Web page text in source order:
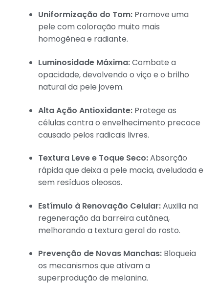
Uniformização do Tom: Promove uma
pele com coloração muito mais
homogênea e radiante.
Luminosidade Máxima:Combate a
opacidade, devolvendo o viço e o brilho
natural da pele jovem.
Alta Ação Antioxidante: Protege as
células contra o envelhecimento precoce
causado pelos radicais livres.
Textura Leve e Toque Seco:Absorção
rápida que deixa a pele macia, aveludada e
sem resíduos oleosos.
Estímulo à Renovação Celular:Auxilia na
regeneração da barreira cutânea,
melhorando a textura geral do rosto.
Prevenção de Novas Manchas: Bloqueia
os mecanismos que ativam a
superprodução de melanina.